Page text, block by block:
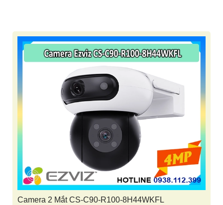
Camera 2 Mắt CS-C90-R100-8H44WKFL